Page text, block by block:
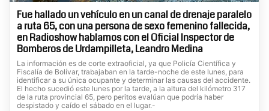
Fue hallado un vehículo en un canal de drenaje paralelo
a ruta 65, con una persona de sexo femenino fallecida,
en Radioshow hablamos con el Oficial Inspector de
Bomberos de Urdampilleta, Leandro Medina
La información es de corte extraoficial, ya que Policía Científica y
Fiscalía de Bolívar, trabajaban en la tarde-noche de este lunes, para
identificar a su única ocupante y determinar las causas del accidente.
El hecho sucedió este lunes por la tarde, a la altura del kilómetro 317
de la ruta provincial 65, pero peritos evalúan que podría haber
despistado y caído el sábado en el lugar.-